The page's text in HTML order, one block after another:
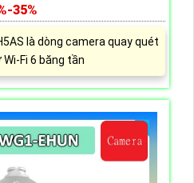
35%
là dòng camera quay quét
Fi 6 băng tần